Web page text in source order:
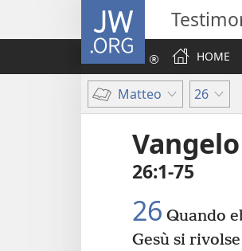
JW.ORG
HOME
Matteo 26
26:1-75
26 Quando
Gesù si